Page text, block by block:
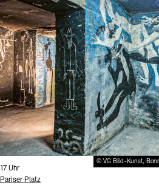
© VG Bild-Kunst,
Uhrzeit:
17 Uhr
Standort
Pariser Platz